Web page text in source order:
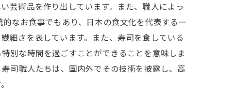
芸術品を作り出しています。また、職人によっ
なお食事でもあり、日本の食文化を代表する一
細さを表しています。また、寿司を食している
別な時間を過ごすことができることを意味しま
司職人たちは、国内外でその技術を披露し、高